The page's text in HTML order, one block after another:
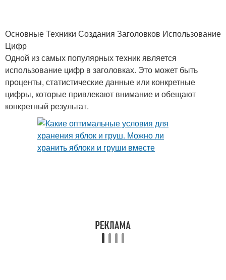
Основные Техники Создания Заголовков Использование
Цифр
Одной из самых популярных техник является
использование цифр в заголовках. Это может быть
проценты, статистические данные или конкретные
цифры, которые привлекают внимание и обещают
конкретный результат.